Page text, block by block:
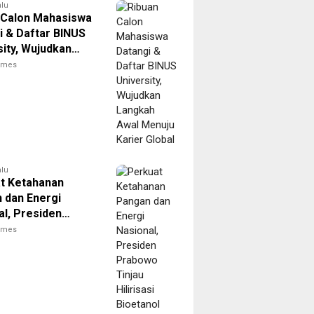
Mahasiswa
& Daftar BINUS
Wujudkan
Awal Menuju
Ketahanan
dan Energi
Presiden
Tinjau Hilirisasi